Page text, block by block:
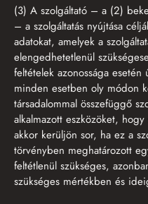
(3) A szolgáltató – a (2)
– a szolgáltatás nyújtása
adatokat, amelyek a
elengedhetetlenül
feltételek azonossága
minden esetben oly módon
társadalommal összefüggő
alkalmazott eszközöket,
akkor kerüljön sor, ha ez a
törvényben meghatározott
feltétlenül szükséges,
szükséges mértékben és